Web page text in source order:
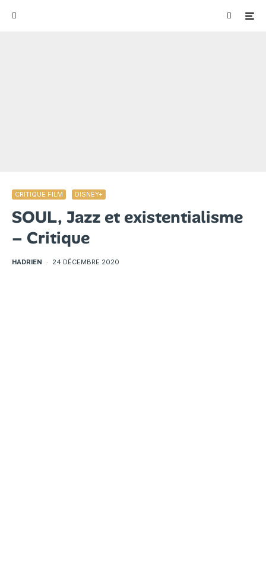
CRITIQUE FILM DISNEY+
SOUL, Jazz et existentialisme
– Critique
HADRIEN · 24 DÉCEMBRE 2020